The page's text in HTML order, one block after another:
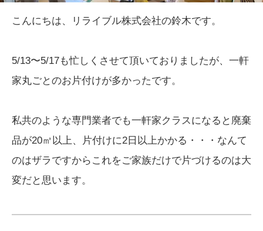
こんにちは、リライブル株式会社の鈴木です。
5/13〜5/17も忙しくさせて頂いておりましたが、一軒
家丸ごとのお片付けが多かったです。
私共のような専門業者でも一軒家クラスになると廃棄
品が20㎥以上、片付けに2日以上かかる・・・なんて
のはザラですからこれをご家族だけで片づけるのは大
変だと思います。